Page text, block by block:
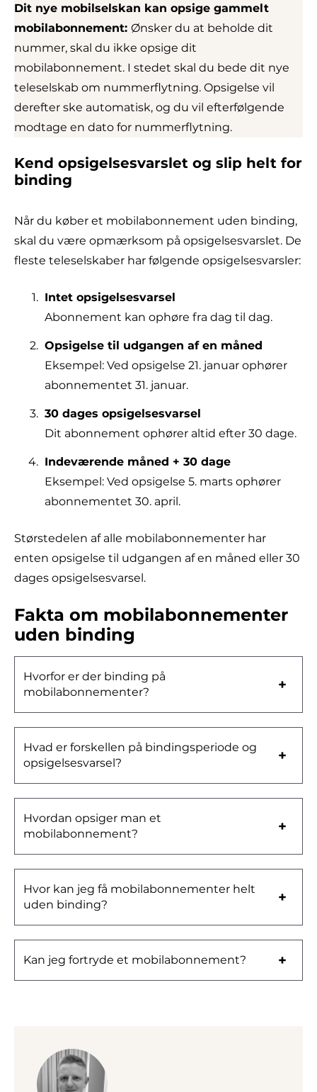
Dit nye mobilselskan kan opsige gammelt
mobilabonnement: Ønsker du at beholde dit
nummer, skal du ikke opsige dit
mobilabonnement. I stedet skal du bede dit nye
teleselskab om nummerflytning. Opsigelse vil
derefter ske automatisk, og du vil efterfølgende
modtage en dato for nummerflytning.
Kend opsigelsesvarslet og slip helt for
binding
Når du køber et mobilabonnement uden binding,
skal du være opmærksom på opsigelsesvarslet. De
fleste teleselskaber har følgende opsigelsesvarsler:
Intet opsigelsesvarsel
Abonnement kan ophøre fra dag til dag.
Opsigelse til udgangen af en måned
Eksempel: Ved opsigelse 21. januar ophører
abonnementet 31. januar.
30 dages opsigelsesvarsel
Dit abonnement ophører altid efter 30 dage.
Indeværende måned + 30 dage
Eksempel: Ved opsigelse 5. marts ophører
abonnementet 30. april.
Størstedelen af alle mobilabonnementer har
enten opsigelse til udgangen af en måned eller 30
dages opsigelsesvarsel.
Fakta om mobilabonnementer
uden binding
Hvorfor er der binding på
mobilabonnementer?
Hvad er forskellen på bindingsperiode og
opsigelsesvarsel?
Hvordan opsiger man et
mobilabonnement?
Hvor kan jeg få mobilabonnementer helt
uden binding?
Kan jeg fortryde et mobilabonnement?